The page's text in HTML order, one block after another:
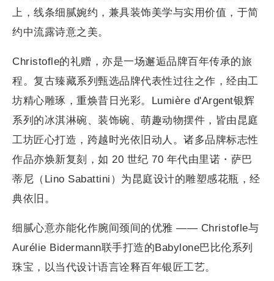
上，线条细腻婉约，兼具装饰美学与实用价值，于简
约中流露诗意之美。
Christofle的礼赠，亦是一场邂逅品牌百年传承的旅
程。复古臻藏系列甄选品牌代表性过往之作，经由工
坊精心雕琢，重焕昔日光彩。Lumière d'Argent银辉
系列的冰淇淋碗、装饰碗、萌趣动物摆件，皆由昆庭
工坊匠心打造，跨越时光依旧动人。诸多品牌标志性
作品亦焕新复刻，如 20 世纪 70 年代由里诺・萨巴
蒂尼（Lino Sabattini）为昆庭设计的雕塑感花瓶，经
典依旧。
细腻心意亦能化作腕间颈间的优雅 —— Christofle与
Aurélie Bidermann联手打造的Babylone巴比伦系列
珠宝，以当代设计语言诠释百年银匠工艺。